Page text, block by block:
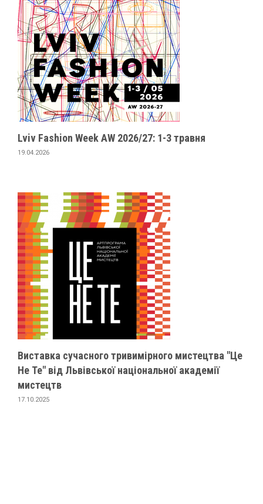
Lviv Fashion Week AW 2026/27: 1-3 травня
19.04.2026
Виставка сучасного тривимірного мистецтва "Це
Не Те" від Львівської національної академії
мистецтв
17.10.2025